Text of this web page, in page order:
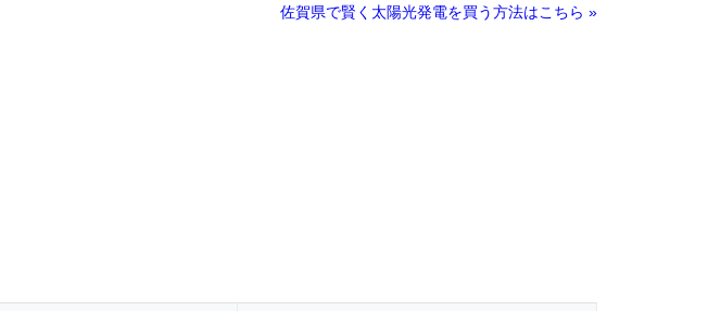
佐賀県で賢く太陽光発電を買う方法はこちら »